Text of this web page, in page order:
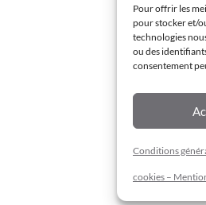
Pour offrir les
pour stocker et/
technologies
ou des
consentement
Conditions
cookies –